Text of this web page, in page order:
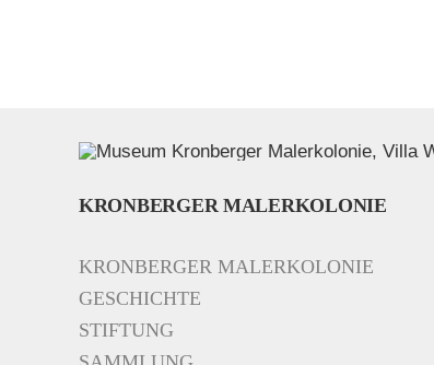
KRONBERGER MALERKOLONIE
KRONBERGER MALERKOLONIE
GESCHICHTE
STIFTUNG